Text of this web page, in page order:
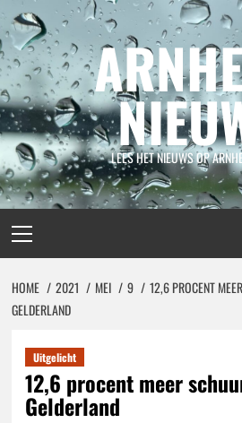
Spring
naar
inhoud
LEES HET NIEUWS OP
menu
HOME 2021 MEI 9
12,6 PROCENT
GELDERLAND
Uitgelicht
12,6 procent meer
Gelderland